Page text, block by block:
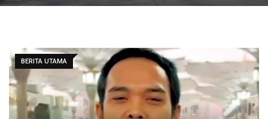
BERITA UTAMA